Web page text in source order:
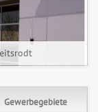
Gewerbegebiete